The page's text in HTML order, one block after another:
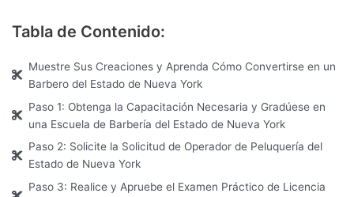
Tabla de Contenido:
Muestre Sus Creaciones y Aprenda Cómo Convertirse en un
Barbero del Estado de Nueva York
Paso 1: Obtenga la Capacitación Necesaria y Gradúese en
una Escuela de Barbería del Estado de Nueva York
Paso 2: Solicite la Solicitud de Operador de Peluquería del
Estado de Nueva York
Paso 3: Realice y Apruebe el Examen Práctico de Licencia